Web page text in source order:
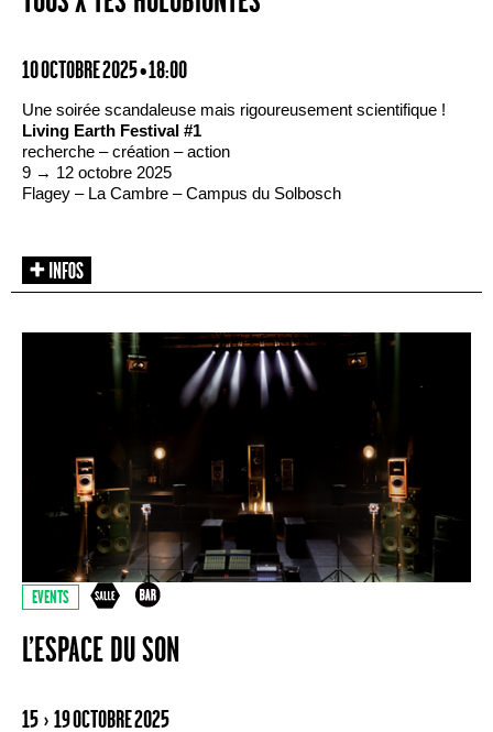
10 OCTOBRE 2025 • 18:00
Une soirée scandaleuse mais rigoureusement scientifique !
Living Earth Festival #1
recherche – création – action
9 → 12 octobre 2025
Flagey – La Cambre – Campus du Solbosch
EVENTS
L’ESPACE DU SON
15 › 19 OCTOBRE 2025